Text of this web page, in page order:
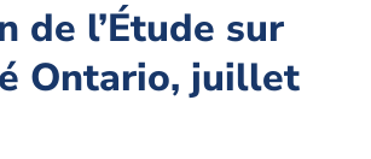
de l’Étude sur
Ontario, juillet